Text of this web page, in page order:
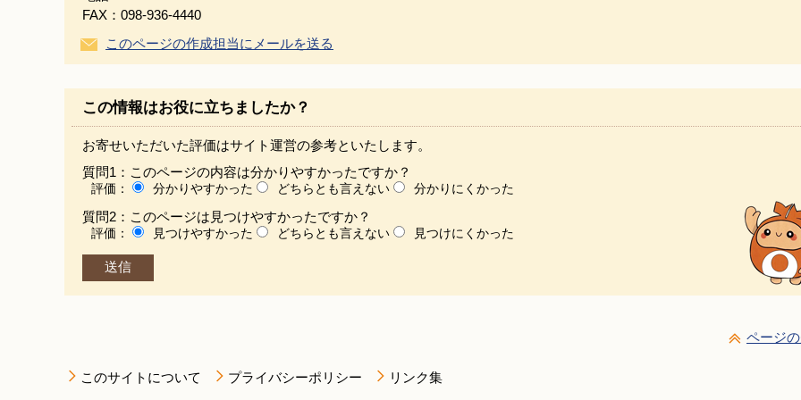
FAX：098-936-4440
このページの作成担当にメールを送る
この情報はお役に立ちましたか？
お寄せいただいた評価はサイト運営の参考といたします。
質問1：このページの内容は分かりやすかったですか？
評価： 分かりやすかった どちらとも言えない 分かりにくかった
質問2：このページは見つけやすかったですか？
評価： 見つけやすかった どちらとも言えない 見つけにくかった
ページ
このサイトについて プライバシーポリシー リンク集